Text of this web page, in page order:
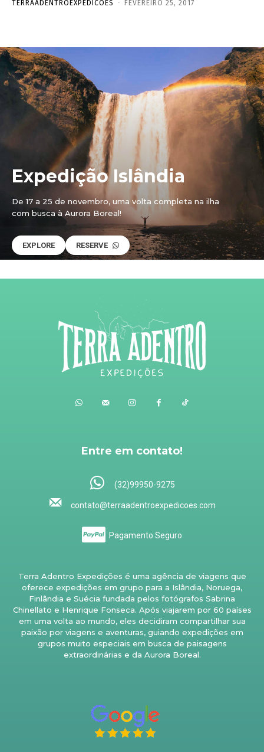
TERRAADENTROEXPEDICOES - FEVEREIRO 25, 2017
Expedição Islândia
De 17 a 25 de novembro, uma volta completa na ilha
com busca à Aurora Boreal!
EXPLORE RESERVE
Entre em contato!
(32)99950-9275
contato@terraadentroexpedicoes.com
Pagamento Seguro
Terra Adentro Expedições é uma agência de viagens que
oferece expedições em grupo para a Islândia, Noruega,
Finlândia e Suécia fundada pelos fotógrafos Sabrina
Chinellato e Henrique Fonseca. Após viajarem por 60 países
em uma volta ao mundo, eles decidiram compartilhar sua
paixão por viagens e aventuras, guiando expedições em
grupos muito especiais em busca de paisagens
extraordinárias e da Aurora Boreal.